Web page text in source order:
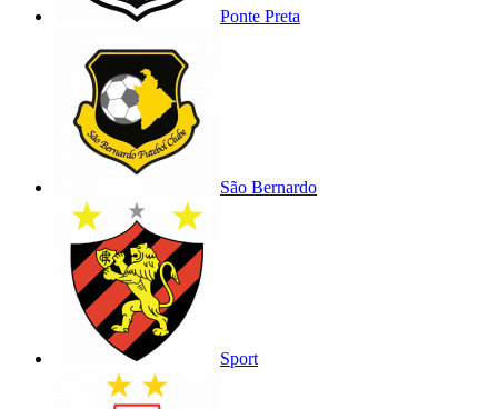
Ponte Preta
São Bernardo
Sport